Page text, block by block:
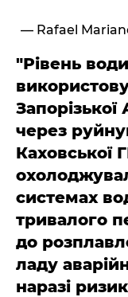
— Rafael
"Рівень
через
Каховської
системах
тривалого
до
ладу
наразі